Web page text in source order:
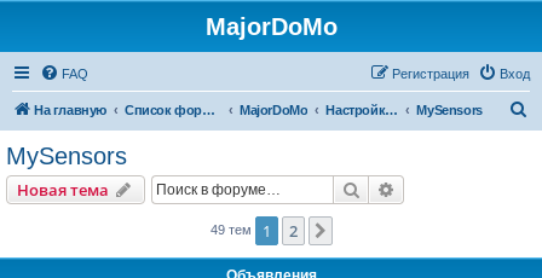
MajorDoMo
FAQ Вход
Регистрация
На главную Список форумов MajorDoMo Настройка и программирование MySensors
MySensors
Новая тема Поиск
49 тем 1 2